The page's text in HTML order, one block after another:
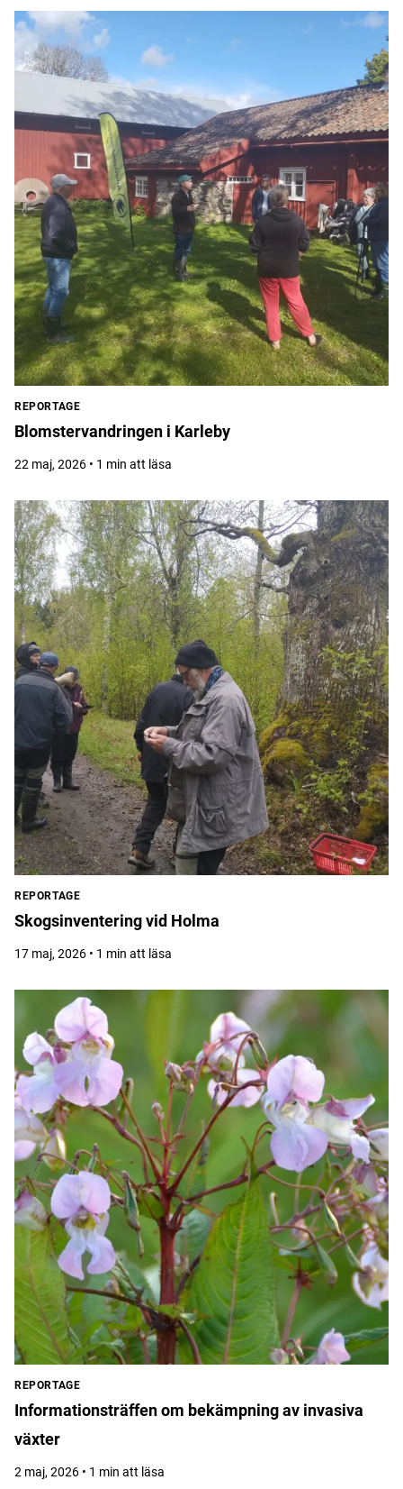
REPORTAGE
Blomstervandringen i Karleby
22 maj, 2026 • 1 min att läsa
REPORTAGE
Skogsinventering vid Holma
17 maj, 2026 • 1 min att läsa
REPORTAGE
Informationsträffen om bekämpning av invasiva
växter
2 maj, 2026 • 1 min att läsa